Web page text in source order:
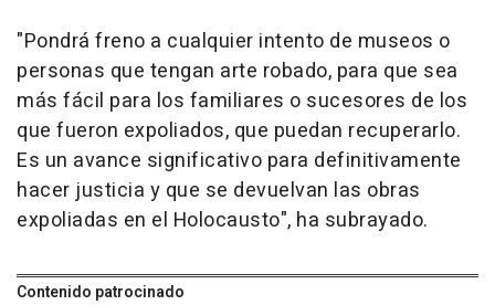
"Pondrá freno a cualquier intento de museos o
personas que tengan arte robado, para que sea
más fácil para los familiares o sucesores de los
que fueron expoliados, que puedan recuperarlo.
Es un avance significativo para definitivamente
hacer justicia y que se devuelvan las obras
expoliadas en el Holocausto", ha subrayado.
Contenido patrocinado